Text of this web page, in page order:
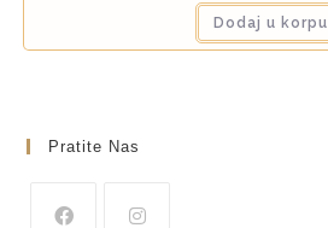
Dodaj u korpu
Pratite Nas